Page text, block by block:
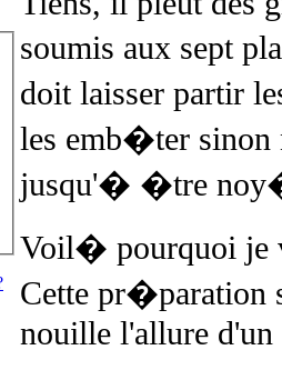
soumis aux sept
doit laisser partir
les emb�ter sinon
jusqu'� �tre
Voil� pourquoi je
Cette pr�paration
nouille l'allure